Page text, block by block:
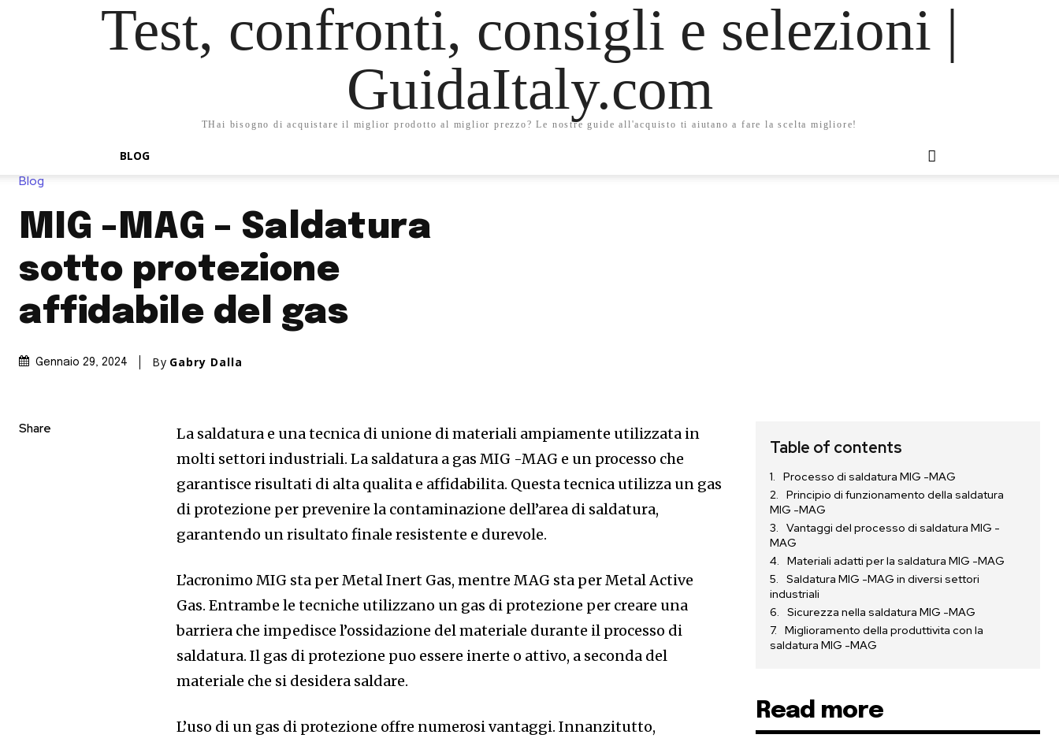
Test, confronti, consigli e selezioni |
GuidaItaly.com
THai bisogno di acquistare il miglior prodotto al miglior prezzo? Le nostre guide all'acquisto ti aiutano a fare la scelta migliore!
BLOG
Blog
MIG -MAG – Saldatura
sotto protezione
affidabile del gas
Gennaio 29, 2024 By Gabry Dalla
Share
La saldatura e una tecnica di unione di materiali ampiamente utilizzata in
molti settori industriali. La saldatura a gas MIG -MAG e un processo che
garantisce risultati di alta qualita e affidabilita. Questa tecnica utilizza un gas
di protezione per prevenire la contaminazione dell’area di saldatura,
garantendo un risultato finale resistente e durevole.
L’acronimo MIG sta per Metal Inert Gas, mentre MAG sta per Metal Active
Gas. Entrambe le tecniche utilizzano un gas di protezione per creare una
barriera che impedisce l’ossidazione del materiale durante il processo di
saldatura. Il gas di protezione puo essere inerte o attivo, a seconda del
materiale che si desidera saldare.
L’uso di un gas di protezione offre numerosi vantaggi. Innanzitutto,
Table of contents
Processo di saldatura MIG -MAG
Principio di funzionamento della saldatura
MIG -MAG
Vantaggi del processo di saldatura MIG -
MAG
Materiali adatti per la saldatura MIG -MAG
Saldatura MIG -MAG in diversi settori
industriali
Sicurezza nella saldatura MIG -MAG
Miglioramento della produttivita con la
saldatura MIG -MAG
Read more